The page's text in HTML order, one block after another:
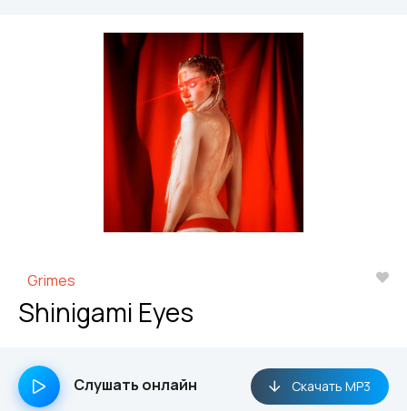
Grimes
Shinigami Eyes
Слушать онлайн Скачать MP3